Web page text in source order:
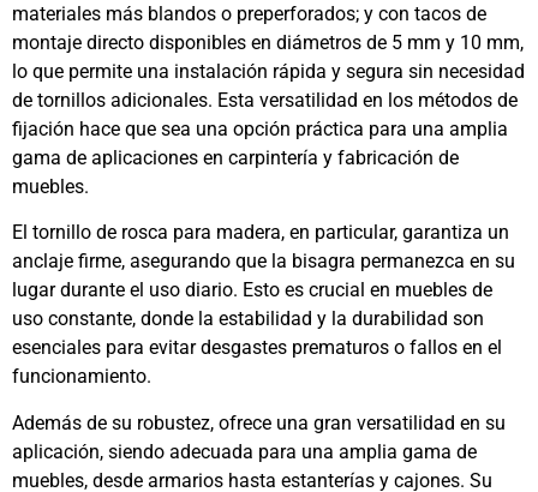
materiales más blandos o preperforados; y con tacos de
montaje directo disponibles en diámetros de 5 mm y 10 mm,
lo que permite una instalación rápida y segura sin necesidad
de tornillos adicionales. Esta versatilidad en los métodos de
fijación hace que sea una opción práctica para una amplia
gama de aplicaciones en carpintería y fabricación de
muebles.
El tornillo de rosca para madera, en particular, garantiza un
anclaje firme, asegurando que la bisagra permanezca en su
lugar durante el uso diario. Esto es crucial en muebles de
uso constante, donde la estabilidad y la durabilidad son
esenciales para evitar desgastes prematuros o fallos en el
funcionamiento.
Además de su robustez, ofrece una gran versatilidad en su
aplicación, siendo adecuada para una amplia gama de
muebles, desde armarios hasta estanterías y cajones. Su